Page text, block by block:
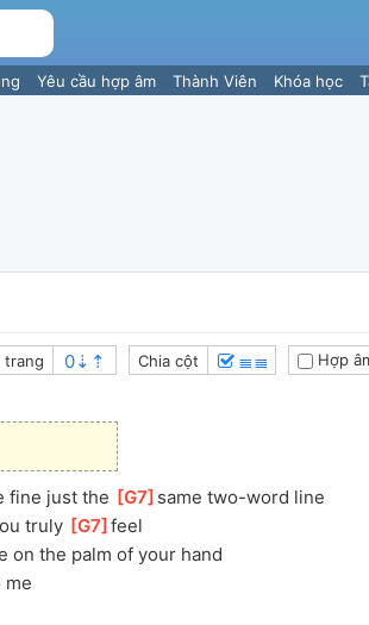
Yêu cầu hợp âm Thành Viên Khóa học
trang Chia cột ≣≣ Hợp
fine just the G7 ]same two-word line
truly G7 ]
feel
on the palm of your hand
me